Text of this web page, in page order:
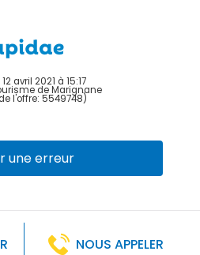
avril 2021 à 15:17
de Marignane
l'offre: 5549748)
une erreur
NOUS APPELER